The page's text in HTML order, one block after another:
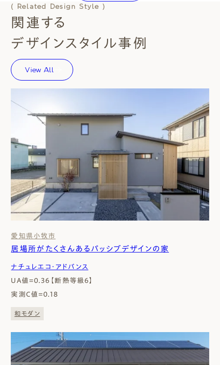
( Related Design Style )
関連する
デザインスタイル事例
View All
愛知県 小牧市
居場所がたくさんあるパッシブデザインの家
ナチュレエコ・アドバンス
UA値=0.36【断熱等級６】
実測C値=0.18
和モダン